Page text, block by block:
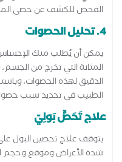
الفحص للكشف عن حصى
4. تحليل الحصوات
يمكن أن يُطلب منك الإحساس
المثانة التي تخرج من
الدقيق لهذه الحصوات،
الطبيب في تحديد سبب
علاج تَحَصٍّ بَولِيّ
يتوقف علاج تحصين البول على
شدة الأعراض وموقع وحجم